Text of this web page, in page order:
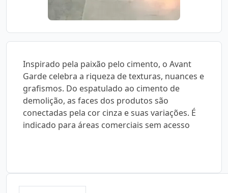
Inspirado pela paixão pelo cimento, o Avant
Garde celebra a riqueza de texturas, nuances e
grafismos. Do espatulado ao cimento de
demolição, as faces dos produtos são
conectadas pela cor cinza e suas variações. É
indicado para áreas comerciais sem acesso